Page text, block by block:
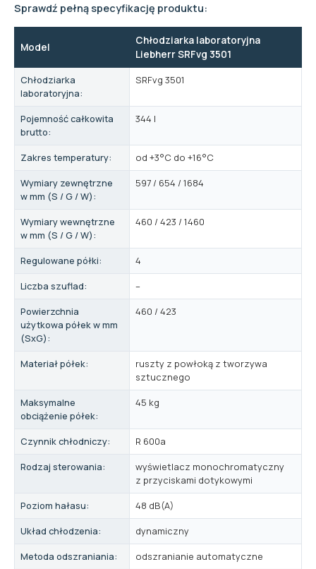
Sprawdź pełną specyfikację produktu:
Model
Chłodziarka laboratoryjna
Liebherr SRFvg 3501
Chłodziarka
laboratoryjna:
SRFvg 3501
Pojemność całkowita
brutto:
344 l
Zakres temperatury:
od +3°C do +16°C
Wymiary zewnętrzne
w mm (S / G / W):
597 / 654 / 1684
Wymiary wewnętrzne
w mm (S / G / W):
460 / 423 / 1460
Regulowane półki:
4
Liczba szuflad:
–
Powierzchnia
użytkowa półek w mm
(SxG):
460 / 423
Materiał półek:
ruszty z powłoką z tworzywa
sztucznego
Maksymalne
obciążenie półek:
45 kg
Czynnik chłodniczy:
R 600a
Rodzaj sterowania:
wyświetlacz monochromatyczny
z przyciskami dotykowymi
Poziom hałasu:
48 dB(A)
Układ chłodzenia:
dynamiczny
Metoda odszraniania:
odszranianie automatyczne